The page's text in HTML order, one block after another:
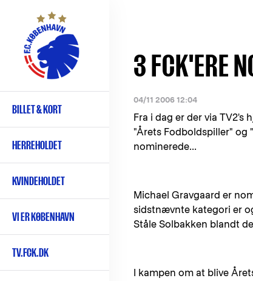
hovedindhold
Primær
navigation
BILLET & KORT
HERREHOLDET
KVINDEHOLDET
VI ER KØBENHAVN
TV.FCK.DK
3 FCK'ERE
04/11 2006 12:04
Fra i dag er der via
"Årets Fodboldspiller" og
nominerede...
Michael Gravgaard er
sidstnævnte kategori er
Ståle Solbakken blandt
I kampen om at blive